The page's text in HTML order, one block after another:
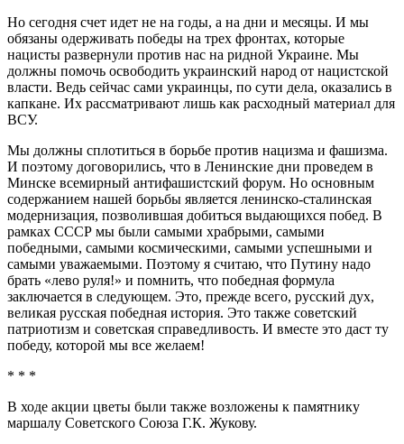
Но сегодня счет идет не на годы, а на дни и месяцы. И мы
обязаны одерживать победы на трех фронтах, которые
нацисты развернули против нас на ридной Украине. Мы
должны помочь освободить украинский народ от нацистской
власти. Ведь сейчас сами украинцы, по сути дела, оказались в
капкане. Их рассматривают лишь как расходный материал для
ВСУ.
Мы должны сплотиться в борьбе против нацизма и фашизма.
И поэтому договорились, что в Ленинские дни проведем в
Минске всемирный антифашистский форум. Но основным
содержанием нашей борьбы является ленинско-сталинская
модернизация, позволившая добиться выдающихся побед. В
рамках СССР мы были самыми храбрыми, самыми
победными, самыми космическими, самыми успешными и
самыми уважаемыми. Поэтому я считаю, что Путину надо
брать «лево руля!» и помнить, что победная формула
заключается в следующем. Это, прежде всего, русский дух,
великая русская победная история. Это также советский
патриотизм и советская справедливость. И вместе это даст ту
победу, которой мы все желаем!
* * *
В ходе акции цветы были также возложены к памятнику
маршалу Советского Союза Г.К. Жукову.